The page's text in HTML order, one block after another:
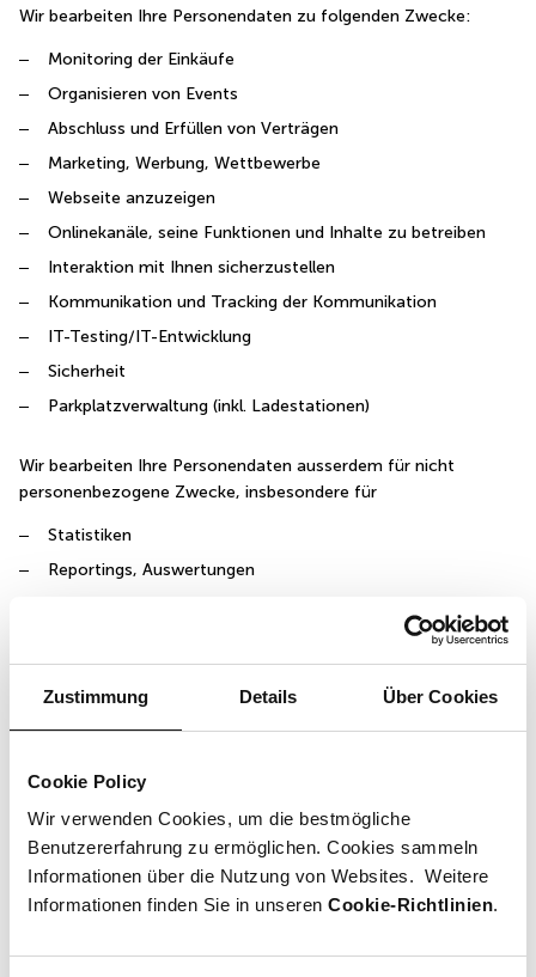
Zustimmung Details Über Cookies
Cookie Policy
Wir verwenden Cookies, um die bestmögliche
Benutzererfahrung zu ermöglichen. Cookies sammeln
Informationen über die Nutzung von Websites. Weitere
Informationen finden Sie in unseren Cookie-Richtlinien.
Wir bearbeiten Ihre Personendaten zu folgenden Zwecke:
Monitoring der Einkäufe
Organisieren von Events
Abschluss und Erfüllen von Verträgen
Marketing, Werbung, Wettbewerbe
Webseite anzuzeigen
Onlinekanäle, seine Funktionen und Inhalte zu betreiben
Interaktion mit Ihnen sicherzustellen
Kommunikation und Tracking der Kommunikation
IT-Testing/IT-Entwicklung
Sicherheit
Parkplatzverwaltung (inkl. Ladestationen)
Wir bearbeiten Ihre Personendaten ausserdem für nicht
personenbezogene Zwecke, insbesondere für
Statistiken
Reportings, Auswertungen
Wir bearbeiten Ihre Personendaten schliesslich zu den
Tracking bei Cookies und Pixels (ausser erforderliche
Kategorien der Empfänger der Personendaten
Ihre Personendaten werden an die folgenden Kategorien von
Verantwortlichen weitergegeben: